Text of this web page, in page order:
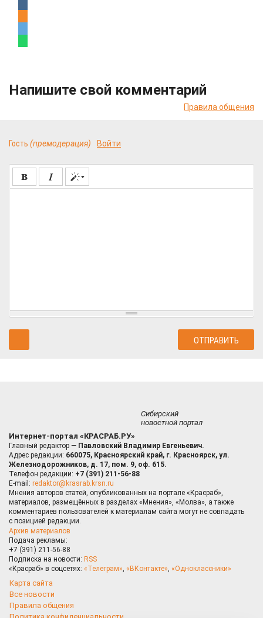
Напишите свой комментарий
Правила общения
Гость (премодерация) Войти
Сибирский
новостной портал
Интернет-портал «КРАСРАБ.РУ»
Главный редактор — Павловский Владимир Евгеньевич.
Адрес редакции: 660075, Красноярский край, г. Красноярск, ул.
Железнодорожников, д. 17, пом. 9, оф. 615.
Телефон редакции: +7 (391) 211-56-88
E-mail: redaktor@krasrab.krsn.ru
Мнения авторов статей, опубликованных на портале «Красраб»,
материалов, размещённых в разделах «Мнения», «Молва», а также
комментариев пользователей к материалам сайта могут не совпадать
с позицией редакции.
Архив материалов
Подача рекламы:
+7 (391) 211-56-88
Подписка на новости: RSS
«Красраб» в соцсетях: «Телеграм», «ВКонтакте», «Одноклассники»
Карта сайта
Все новости
Правила общения